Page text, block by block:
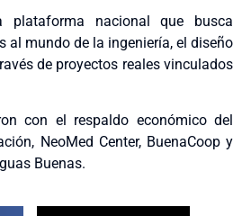
plataforma nacional que busca
al mundo de la ingeniería, el diseño
de proyectos reales vinculados
con el respaldo económico del
NeoMed Center, BuenaCoop y
Buenas.